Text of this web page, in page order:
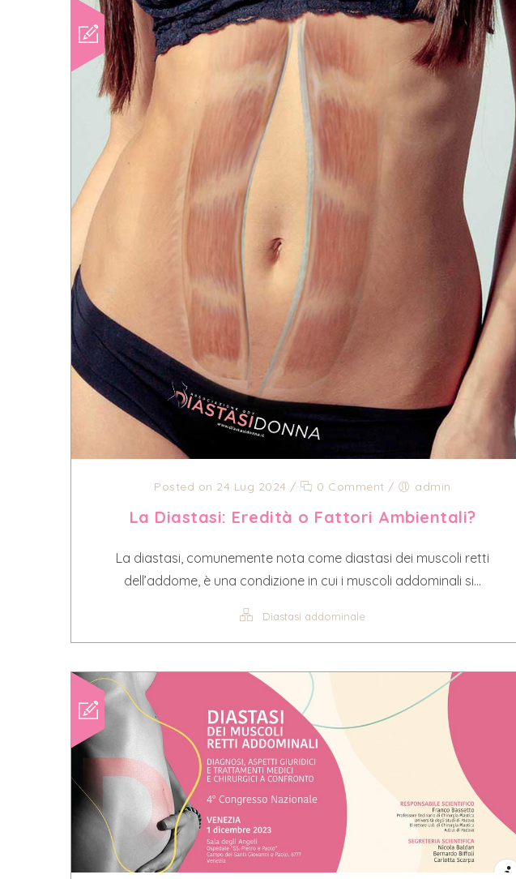
Posted on 24 Lug 2024 / 0 Comment / admin
La Diastasi: Eredità o Fattori Ambientali?
La diastasi, comunemente nota come diastasi dei muscoli retti
dell’addome, è una condizione in cui i muscoli addominali si...
Diastasi addominale